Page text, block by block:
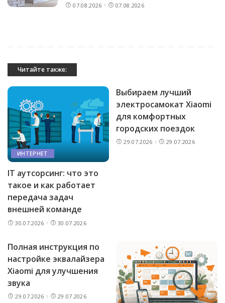
07.08.2026 07.08.2026
Читайте также:
ИНТЕРНЕТ
IT аутсорсинг: что это
такое и как работает
передача задач
внешней команде
30.07.2026 30.07.2026
Выбираем лучший
электросамокат Xiaomi
для комфортных
городских поездок
29.07.2026 29.07.2026
Полная инструкция по
настройке эквалайзера
Xiaomi для улучшения
звука
29.07.2026 29.07.2026